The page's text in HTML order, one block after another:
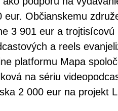
eur. Občianskemu
3 901 eur a
a reels
platformu Mapa
na sériu
2 000 eur na projekt